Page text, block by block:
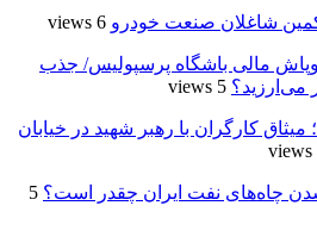
کمین شاغلان صنعت خودرو 6 views
مالی باشگاه پرسپولیس/ جذب
می‌ارزید؟ 5 views
کارگران با رهبر شهید در خیابان
چاه‌های نفت ایران چقدر است؟ 5